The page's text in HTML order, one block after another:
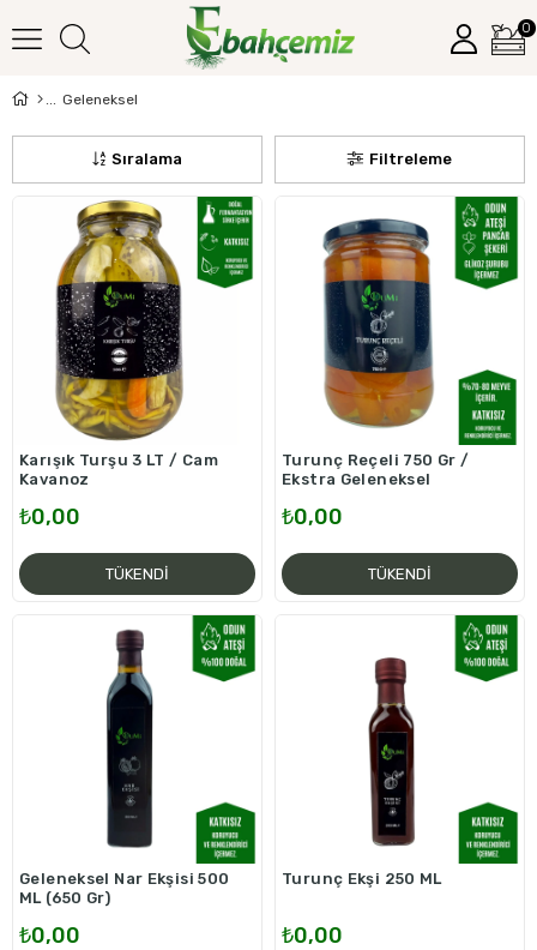
0
Geleneksel
Filtreleme
Sıralama
TÜKENDI
Karışık Turşu 3 LT / Cam
Kavanoz
₺0,00
TÜKENDI
Turunç Reçeli 750 Gr /
Ekstra Geleneksel
₺0,00
Geleneksel Nar Ekşisi 500
ML (650 Gr)
₺0,00
Turunç Ekşi 250 ML
₺0,00